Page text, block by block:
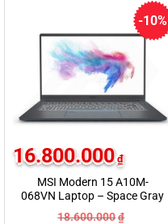
-10%
MSI Modern 15 A10M-
068VN Laptop – Space Gray
18.600.000 ₫
16.800.000 ₫